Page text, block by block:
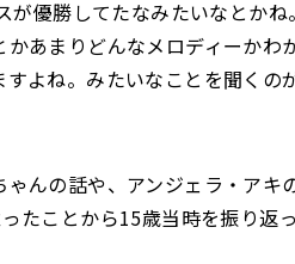
が優勝してたなみたいなとか
あまりどんなメロディーかわ
よね。みたいなことを聞くの
んの話や、アンジェラ・アキ
たことから15歳当時を振り返